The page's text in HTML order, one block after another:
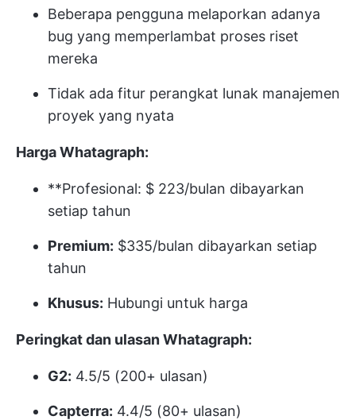
Beberapa pengguna melaporkan adanya
bug yang memperlambat proses riset
mereka
Tidak ada fitur perangkat lunak manajemen
proyek yang nyata
Harga Whatagraph:
**Profesional: $ 223/bulan dibayarkan
setiap tahun
Premium: $335/bulan dibayarkan setiap
tahun
Khusus: Hubungi untuk harga
Peringkat dan ulasan Whatagraph:
G2: 4.5/5 (200+ ulasan)
Capterra: 4.4/5 (80+ ulasan)